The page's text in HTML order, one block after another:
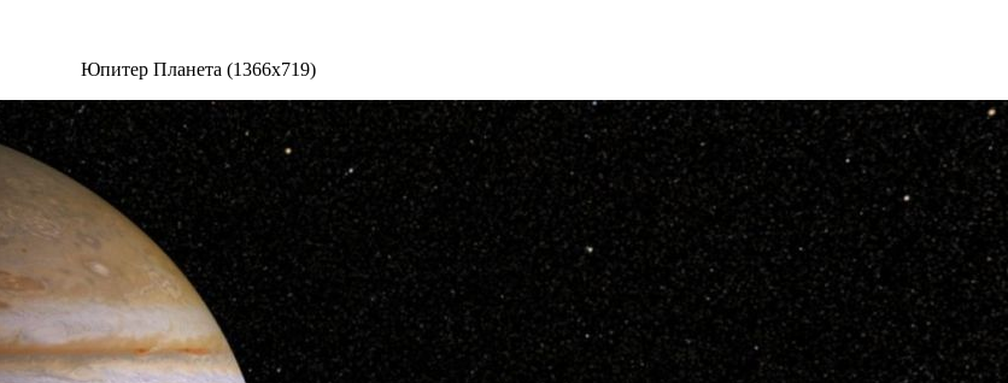
Юпитер Планета (1366x719)